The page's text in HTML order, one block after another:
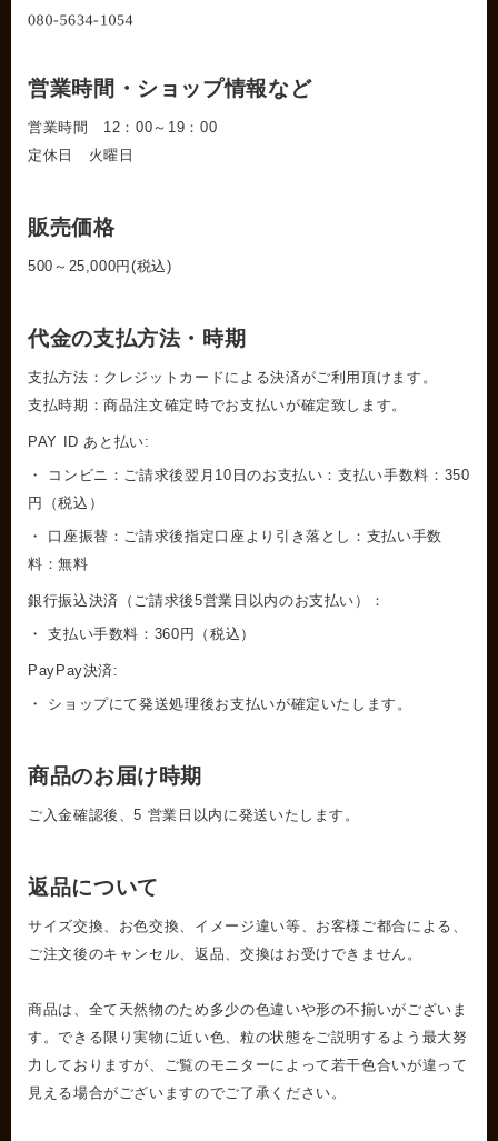
営業時間・ショップ情報など
営業時間 12：00～19：00
定休日 火曜日
販売価格
500～25,000円(税込)
代金の支払方法・時期
支払方法：クレジットカードによる決済がご利用頂けます。
支払時期：商品注文確定時でお支払いが確定致します。
PAY ID あと払い:
・ コンビニ：ご請求後翌月10日のお支払い：支払い手数料：350
円（税込）
・ 口座振替：ご請求後指定口座より引き落とし：支払い手数
料：無料
銀行振込決済（ご請求後5営業日以内のお支払い）：
・ 支払い手数料：360円（税込）
PayPay決済:
・ ショップにて発送処理後お支払いが確定いたします。
商品のお届け時期
ご入金確認後、5 営業日以内に発送いたします。
返品について
サイズ交換、お色交換、イメージ違い等、お客様ご都合による、
ご注文後のキャンセル、返品、交換はお受けできません。
商品は、全て天然物のため多少の色違いや形の不揃いがございま
す。できる限り実物に近い色、粒の状態をご説明するよう最大努
力しておりますが、ご覧のモニターによって若干色合いが違って
見える場合がございますのでご了承ください。